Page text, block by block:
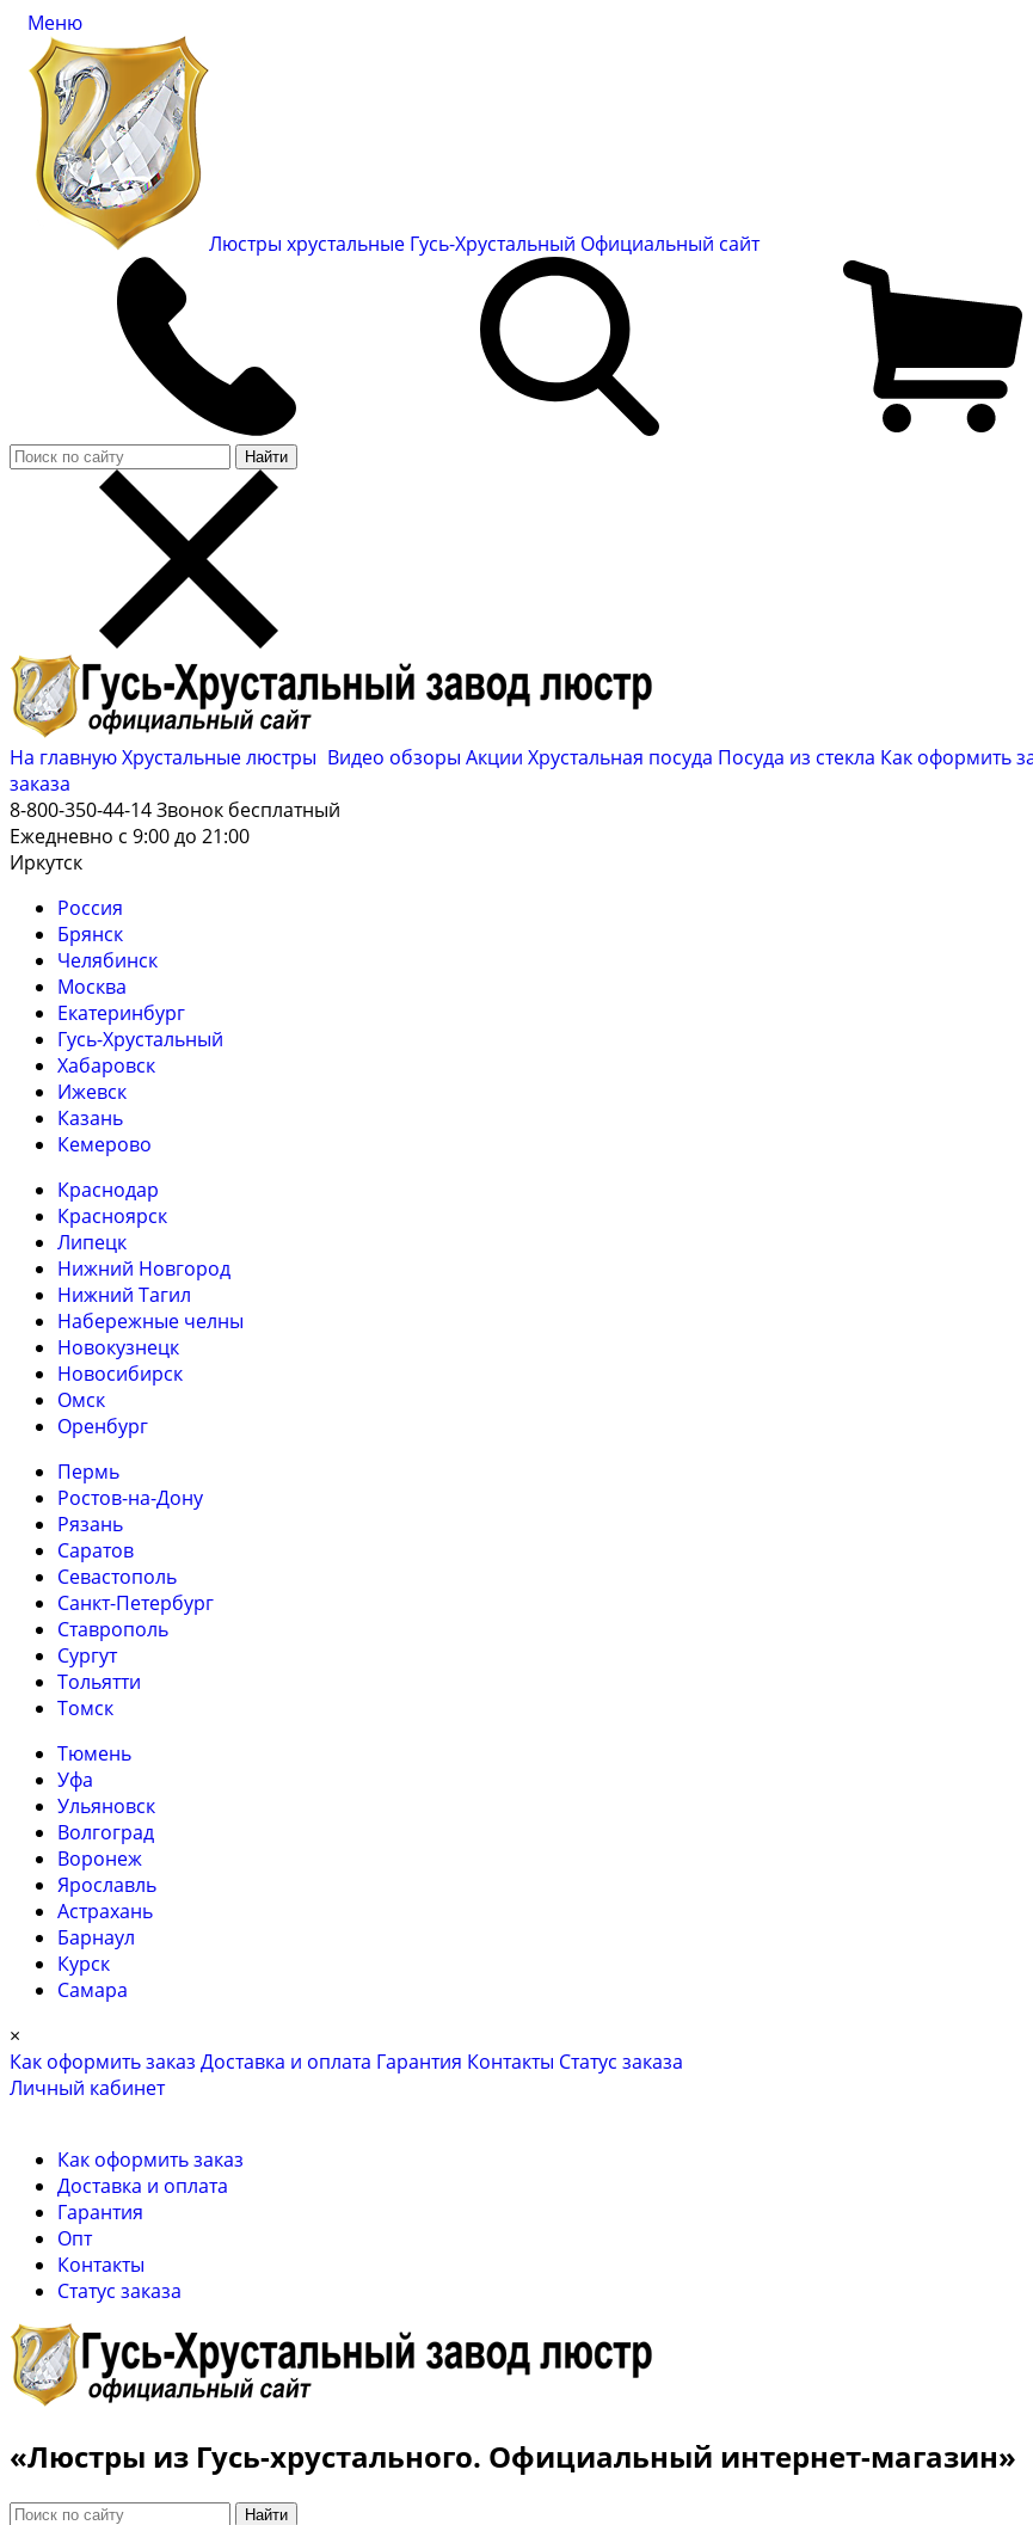
Меню
Люстры хрустальные Гусь-Хрустальный Официальный сайт
Найти
На главнуюХрустальные люстры Видео обзоры Акции Хрустальная посуда Посуда из стекла Как оформить
заказа
8-800-350-44-14Звонок бесплатный
Ежедневно с 9:00 до 21:00
Иркутск
Россия
Брянск
Челябинск
Москва
Екатеринбург
Гусь-Хрустальный
Хабаровск
Ижевск
Казань
Кемерово
Краснодар
Красноярск
Липецк
Нижний Новгород
Нижний Тагил
Набережные челны
Новокузнецк
Новосибирск
Омск
Оренбург
Пермь
Ростов-на-Дону
Рязань
Саратов
Севастополь
Санкт-Петербург
Ставрополь
Сургут
Тольятти
Томск
Тюмень
Уфа
Ульяновск
Волгоград
Воронеж
Ярославль
Астрахань
Барнаул
Курск
Самара
×
Как оформить заказ Доставка и оплата Гарантия Контакты Cтатус заказа
Личный кабинет
Как оформить заказ
Доставка и оплата
Гарантия
Опт
Контакты
Cтатус заказа
«Люстры из Гусь-хрустального. Официальный интернет-магазин»
Найти